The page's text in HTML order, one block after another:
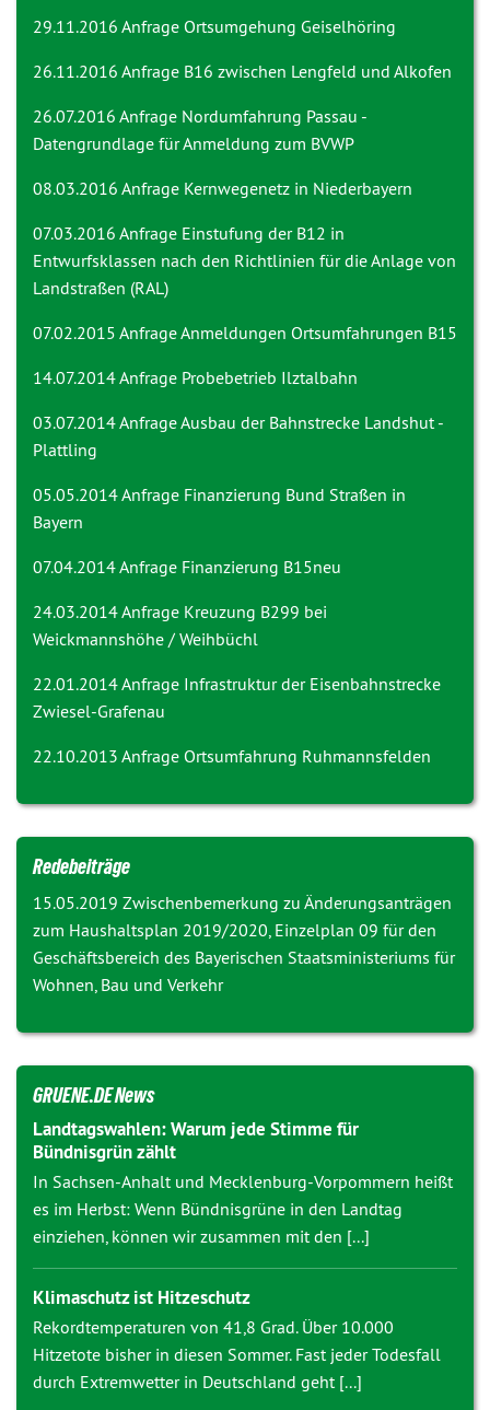
29.11.2016 Anfrage Ortsumgehung Geiselhöring
26.11.2016 Anfrage B16 zwischen Lengfeld und Alkofen
26.07.2016 Anfrage Nordumfahrung Passau -
Datengrundlage für Anmeldung zum BVWP
08.03.2016 Anfrage Kernwegenetz in Niederbayern
07.03.2016 Anfrage Einstufung der B12 in
Entwurfsklassen nach den Richtlinien für die Anlage von
Landstraßen (RAL)
07.02.2015 AnfrageAnmeldungen Ortsumfahrungen B15
14.07.2014 Anfrage Probebetrieb Ilztalbahn
03.07.2014 AnfrageAusbau der Bahnstrecke Landshut -
Plattling
05.05.2014 Anfrage Finanzierung Bund Straßen in
Bayern
07.04.2014 Anfrage Finanzierung B15neu
24.03.2014 Anfrage Kreuzung B299 bei
Weickmannshöhe / Weihbüchl
22.01.2014 Anfrage Infrastruktur der Eisenbahnstrecke
Zwiesel-Grafenau
22.10.2013 Anfrage Ortsumfahrung Ruhmannsfelden
Redebeiträge
15.05.2019 Zwischenbemerkung zu Änderungsanträgen
zum Haushaltsplan 2019/2020, Einzelplan 09 für den
Geschäftsbereich des Bayerischen Staatsministeriums für
Wohnen, Bau und Verkehr
GRUENE.DE News
Landtagswahlen: Warum jede Stimme für
Bündnisgrün zählt
In Sachsen-Anhalt und Mecklenburg-Vorpommern heißt
es im Herbst: Wenn Bündnisgrüne in den Landtag
einziehen, können wir zusammen mit den [...]
Klimaschutz ist Hitzeschutz
Rekordtemperaturen von 41,8 Grad. Über 10.000
Hitzetote bisher in diesen Sommer. Fast jeder Todesfall
durch Extremwetter in Deutschland geht [...]